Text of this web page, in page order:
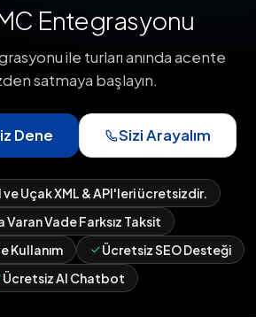
Entegrasyonu
ile turları anında acente
satmaya başlayın.
Dene Sizi Arayalım
ve Uçak XML & API'leri ücretsizdir.
Varan Vade Farksız Taksit
Kullanım
Ücretsiz SEO Desteği
Ücretsiz AI Chatbot